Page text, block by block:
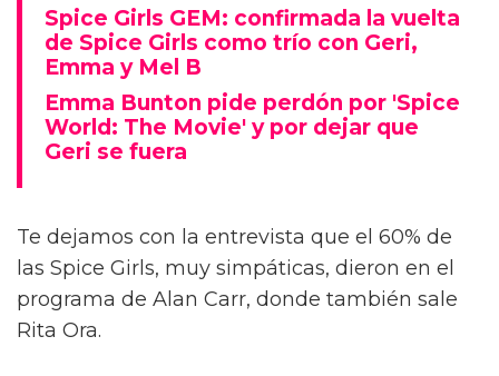
Spice Girls GEM: confirmada la vuelta
de Spice Girls como trío con Geri,
Emma y Mel B
Emma Bunton pide perdón por 'Spice
World: The Movie' y por dejar que
Geri se fuera
Te dejamos con la entrevista que el 60% de
las Spice Girls, muy simpáticas, dieron en el
programa de Alan Carr, donde también sale
Rita Ora.